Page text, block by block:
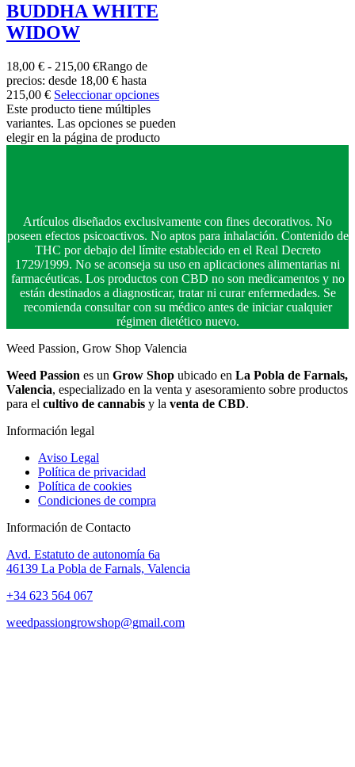
BUDDHA WHITE
WIDOW
18,00 € - 215,00 €Rango de
precios: desde 18,00 € hasta
215,00 € Seleccionar opciones
Este producto tiene múltiples
variantes. Las opciones se pueden
elegir en la página de producto
Artículos diseñados exclusivamente con fines decorativos. No
poseen efectos psicoactivos. No aptos para inhalación. Contenido de
THC por debajo del límite establecido en el Real Decreto
1729/1999. No se aconseja su uso en aplicaciones alimentarias ni
farmacéuticas. Los productos con CBD no son medicamentos y no
están destinados a diagnosticar, tratar ni curar enfermedades. Se
recomienda consultar con su médico antes de iniciar cualquier
régimen dietético nuevo.
Weed Passion, Grow Shop Valencia
Weed Passion es un Grow Shop ubicado en La Pobla de Farnals,
Valencia, especializado en la venta y asesoramiento sobre productos
para el cultivo de cannabis y la venta de CBD.
Información legal
Aviso Legal
Política de privacidad
Política de cookies
Condiciones de compra
Información de Contacto
Avd. Estatuto de autonomía 6a
46139 La Pobla de Farnals, Valencia
+34 623 564 067
weedpassiongrowshop@gmail.com